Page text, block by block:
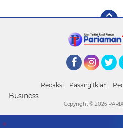
Redaksi Pasang Iklan
Business
Copyright © 2026